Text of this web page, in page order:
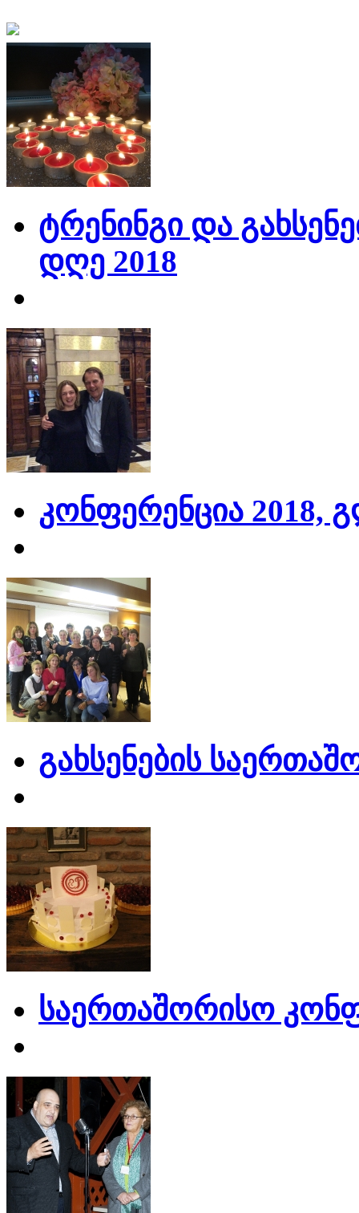
ტრენინგი და
დღე 2018
კონფერენცია 2018,
გახსენების
საერთაშორისო